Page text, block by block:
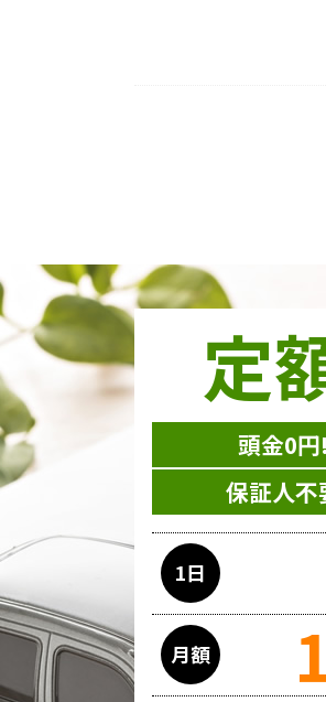
定
頭金0円!
保証人不
1日
月額